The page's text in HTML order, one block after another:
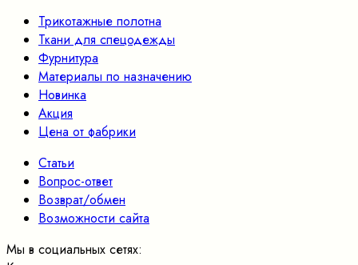
Трикотажные полотна
Ткани для спецодежды
Фурнитура
Материалы по назначению
Новинка
Акция
Цена от фабрики
Статьи
Вопрос-ответ
Возврат/обмен
Возможности сайта
Мы в социальных сетях: